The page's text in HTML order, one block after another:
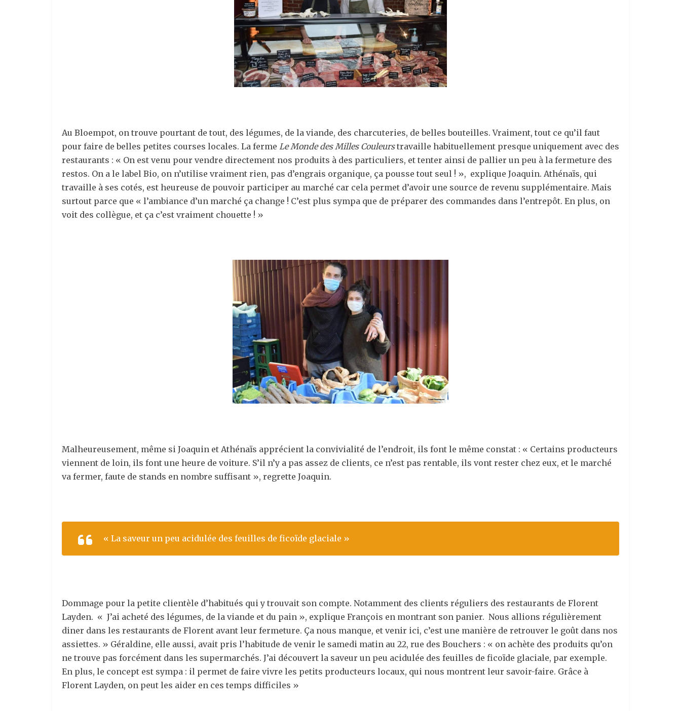
Au Bloempot, on trouve pourtant de tout, des légumes, de la viande, des charcuteries, de belles bouteilles. Vraiment, tout ce qu’il faut
pour faire de belles petites courses locales. La ferme Le Monde des Milles Couleurstravaille habituellement presque uniquement avec des
restaurants : « On est venu pour vendre directement nos produits à des particuliers, et tenter ainsi de pallier un peu à la fermeture des
restos. On a le label Bio, on n’utilise vraiment rien, pas d’engrais organique, ça pousse tout seul ! », explique Joaquin. Athénaïs, qui
travaille à ses cotés, est heureuse de pouvoir participer au marché car cela permet d’avoir une source de revenu supplémentaire. Mais
surtout parce que « l’ambiance d’un marché ça change ! C’est plus sympa que de préparer des commandes dans l’entrepôt. En plus, on
voit des collègue, et ça c’est vraiment chouette ! »
Malheureusement, même si Joaquin et Athénaïs apprécient la convivialité de l’endroit, ils font le même constat : « Certains producteurs
viennent de loin, ils font une heure de voiture. S’il n’y a pas assez de clients, ce n’est pas rentable, ils vont rester chez eux, et le marché
va fermer, faute de stands en nombre suffisant », regrette Joaquin.
« La saveur un peu acidulée des feuilles de ficoïde glaciale »
Dommage pour la petite clientèle d’habitués qui y trouvait son compte. Notamment des clients réguliers des restaurants de Florent
Layden. « J’ai acheté des légumes, de la viande et du pain », explique François en montrant son panier. Nous allions régulièrement
diner dans les restaurants de Florent avant leur fermeture. Ça nous manque, et venir ici, c’est une manière de retrouver le goût dans nos
assiettes. » Géraldine, elle aussi, avait pris l’habitude de venir le samedi matin au 22, rue des Bouchers : « on achète des produits qu’on
ne trouve pas forcément dans les supermarchés. J’ai découvert la saveur un peu acidulée des feuilles de ficoïde glaciale, par exemple.
En plus, le concept est sympa : il permet de faire vivre les petits producteurs locaux, qui nous montrent leur savoir-faire. Grâce à
Florent Layden, on peut les aider en ces temps difficiles »